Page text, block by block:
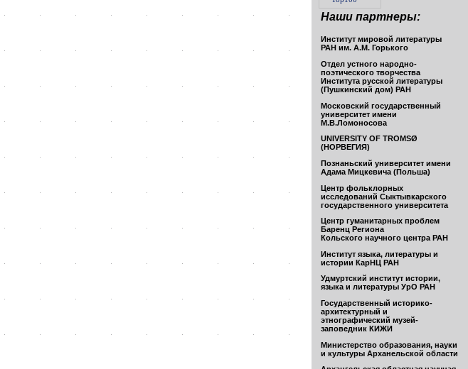
Наши партнеры:
Институт мировой литературы
РАН им. А.М. Горького
Отдел устного народно-
поэтического творчества
Института русской литературы
(Пушкинский дом) РАН
Московский государственный
университет имени
М.В.Ломоносова
UNIVERSITY OF TROMSØ
(НОРВЕГИЯ)
Познаньский университет имени
Адама Мицкевича (Польша)
Центр фольклорных
исследований Сыктывкарского
государственного университета
Центр гуманитарных проблем
Баренц Региона
Кольского научного центра РАН
Институт языка, литературы и
истории КарНЦ РАН
Удмуртский институт истории,
языка и литературы УрО РАН
Государственный историко-
архитектурный и
этнографический музей-
заповедник КИЖИ
Министерство образования, науки
и культуры Арханельской области